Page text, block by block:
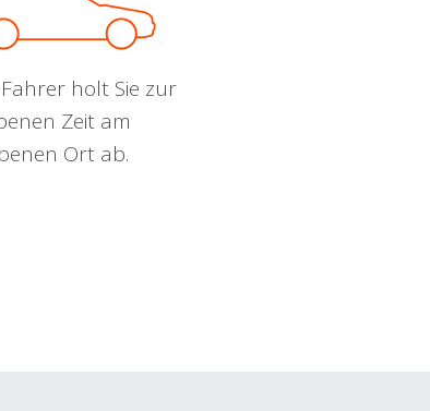
holt Sie zur
Zeit am
Ort ab.